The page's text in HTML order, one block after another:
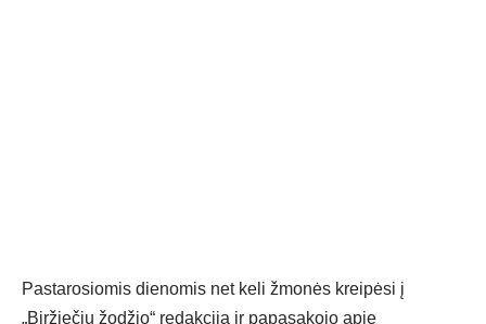
Pastarosiomis dienomis net keli žmonės kreipėsi į
„Biržiečių žodžio“ redakciją ir papasakojo apie